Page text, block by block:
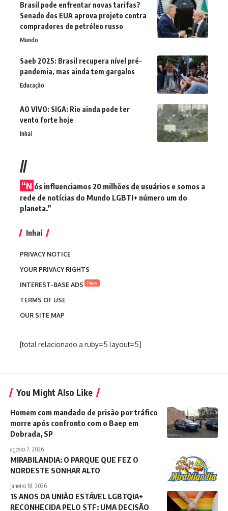
Brasil pode enfrentar novas tarifas?
Senado dos EUA aprova projeto contra
compradores de petróleo russo
Mundo
Saeb 2025: Brasil recupera nível pré-
pandemia, mas ainda tem gargalos
Educação
AO VIVO: SIGA: Rio ainda pode ter
vento forte hoje
Inhaí
//
“N ós influenciamos 20 milhões de usuários e somos a
rede de notícias do Mundo LGBTI+ número um do
planeta.”
Inhaí
PRIVACY NOTICE
YOUR PRIVACY RIGHTS
INTEREST-BASE ADS
New
TERMS OF USE
OUR SITE MAP
[total relacionado a ruby=5 layout=5]
You Might Also Like
Homem com mandado de prisão por tráfico
morre após confronto com o Baep em
Dobrada, SP
agosto 7, 2026
MIRABILANDIA: O PARQUE QUE FEZ O
NORDESTE SONHAR ALTO
janeiro 18, 2026
15 ANOS DA UNIÃO ESTÁVEL LGBTQIA+
RECONHECIDA PELO STF: UMA DECISÃO